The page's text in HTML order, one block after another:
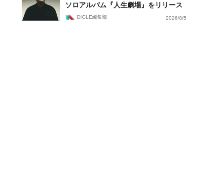
ソロアルバム『人生劇場』をリリース
DIGLE編集部 2026/8/5